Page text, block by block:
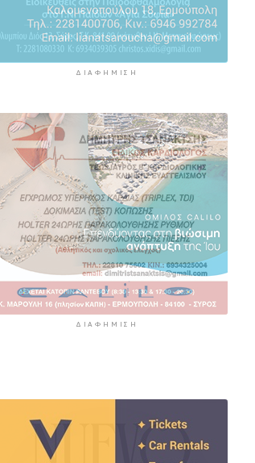
ΔΙΑΦΉΜΙΣΗ
ΔΙΑΦΉΜΙΣΗ